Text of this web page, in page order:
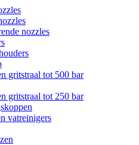
nozzles
gritstraal tot 500 bar
gritstraal tot 250 bar
vatreinigers